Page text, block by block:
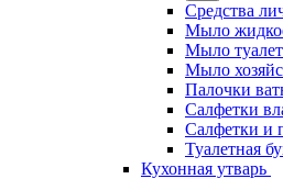
Средства
Мыло
Мыло
Мыло
Палочки
Салфетки
Салфетки и
Туалетная
Кухонная утварь